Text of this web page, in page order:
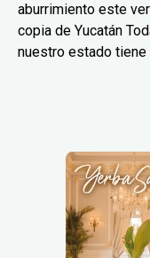
aburrimiento este
copia de Yucatán
nuestro estado tiene